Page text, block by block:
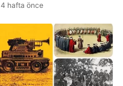
4 hafta önce